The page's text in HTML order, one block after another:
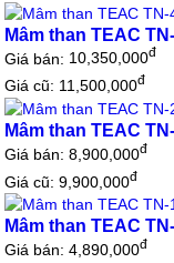
Mâm than TEAC
Giá bán: 10,350,000đ
Giá cũ: 11,500,000đ
Mâm than TEAC
Giá bán:8,900,000đ
Giá cũ: 9,900,000đ
Mâm than TEAC
Giá bán:4,890,000đ